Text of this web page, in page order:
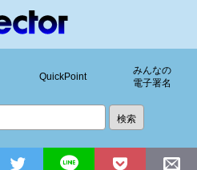
QuickPoint
みんなの
電子署名